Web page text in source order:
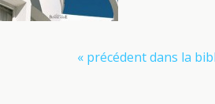
« précédent dans la